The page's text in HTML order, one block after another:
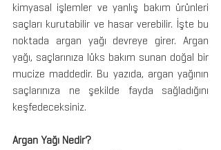
kimyasal işlemler ve yanlış bakım ürünleri
saçları kurutabilir ve hasar verebilir. İşte bu
noktada argan yağı devreye girer. Argan
yağı, saçlarınıza lüks bakım sunan doğal bir
mucize maddedir. Bu yazıda, argan yağının
saçlarınıza ne şekilde fayda sağladığını
keşfedeceksiniz.
Argan Yağı Nedir?